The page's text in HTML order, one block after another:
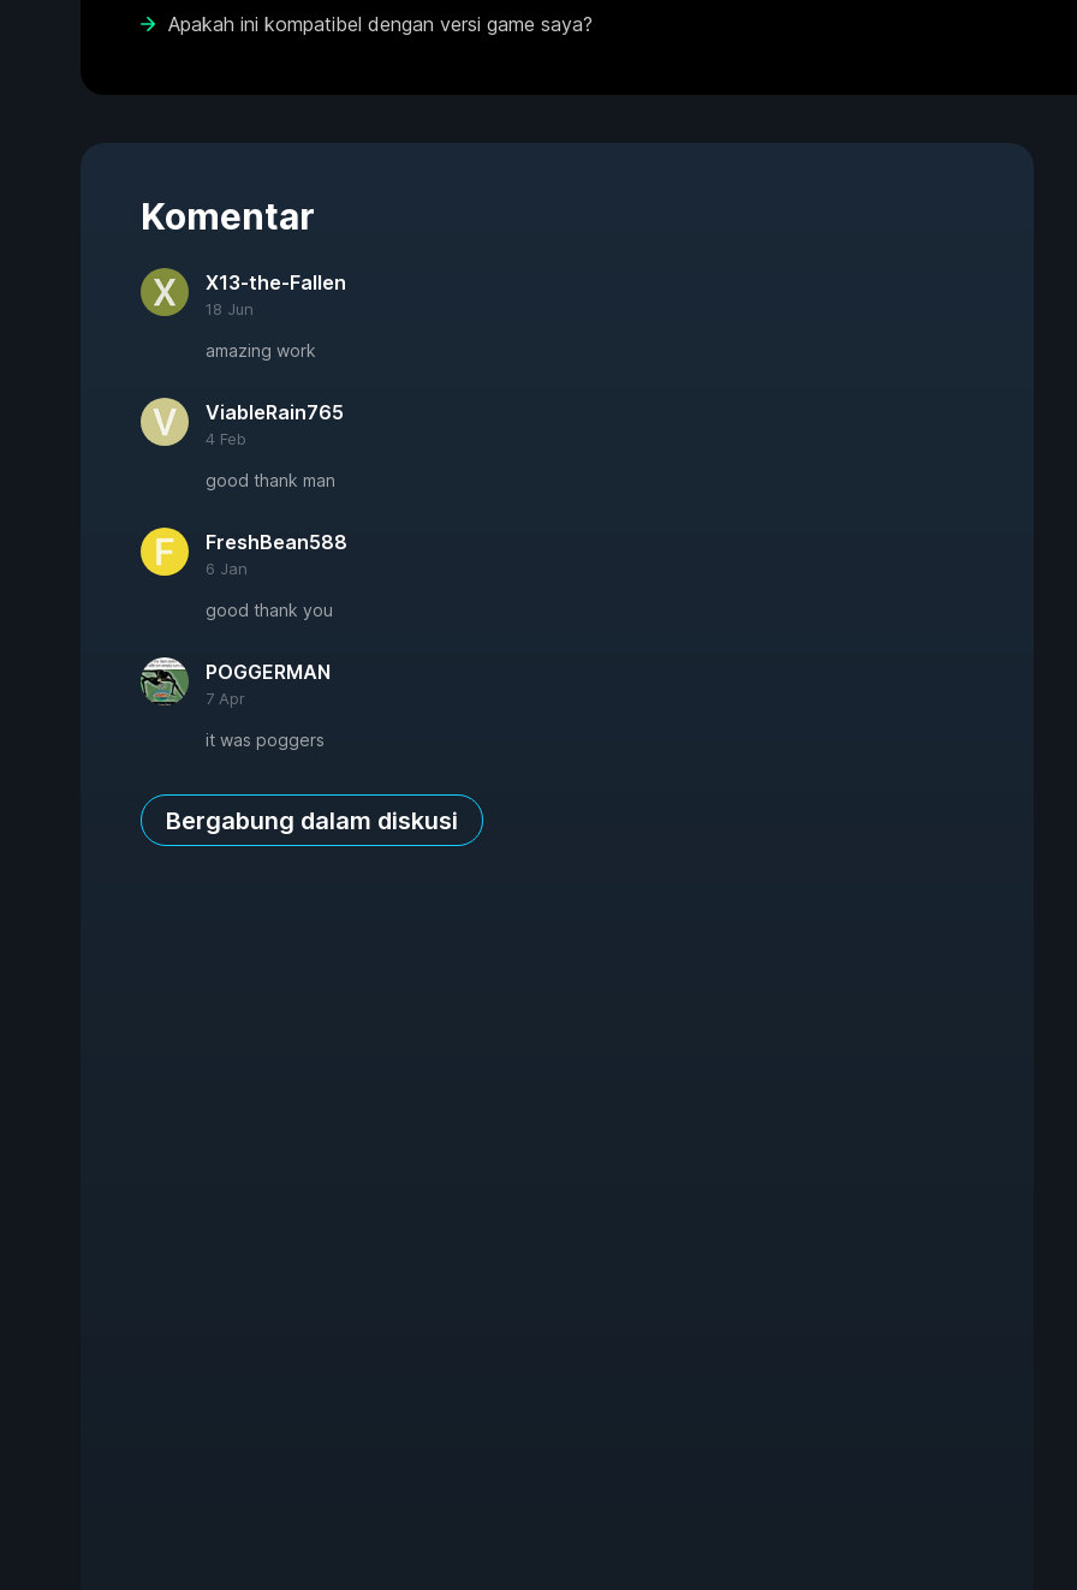
Apakah ini kompatibel dengan versi game saya?
Komentar
X13-the-Fallen
18 Jun
amazing work
ViableRain765
4 Feb
good thank man
FreshBean588
6 Jan
good thank you
POGGERMAN
7 Apr
it was poggers
Bergabung dalam diskusi